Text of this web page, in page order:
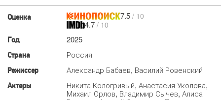
Оценка 7.5 / 10
4.7 / 10
Год 2025
Страна Россия
Режиссер Александр Бабаев, Василий Ровенский
Актеры
Никита Кологривый, Анастасия Уколова,
Михаил Орлов, Владимир Сычев, Алиса